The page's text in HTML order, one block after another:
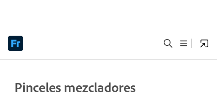
Pinceles mezcladores